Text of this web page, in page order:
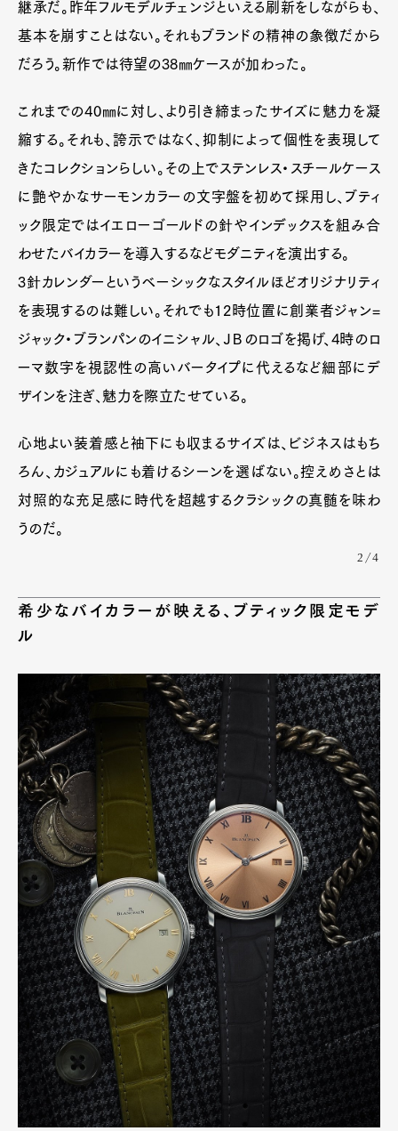
継承だ。昨年フルモデルチェンジといえる刷新をしながらも、
基本を崩すことはない。それもブランドの精神の象徴だから
だろう。新作では待望の38㎜ケースが加わった。
これまでの40㎜に対し、より引き締まったサイズに魅力を凝
縮する。それも、誇示ではなく、抑制によって個性を表現して
きたコレクションらしい。その上でステンレス・スチールケース
に艶やかなサーモンカラーの文字盤を初めて採用し、ブティ
ック限定ではイエローゴールドの針やインデックスを組み合
わせたバイカラーを導入するなどモダニティを演出する。
3針カレンダーというベーシックなスタイルほどオリジナリティ
を表現するのは難しい。それでも12時位置に創業者ジャン=
ジャック・ブランパンのイニシャル、ＪＢのロゴを掲げ、4時のロ
ーマ数字を視認性の高いバータイプに代えるなど細部にデ
ザインを注ぎ、魅力を際立たせている。
心地よい装着感と袖下にも収まるサイズは、ビジネスはもち
ろん、カジュアルにも着けるシーンを選ばない。控えめさとは
対照的な充足感に時代を超越するクラシックの真髄を味わ
うのだ。
2/4
希少なバイカラーが映える、ブティック限定モデ
ル